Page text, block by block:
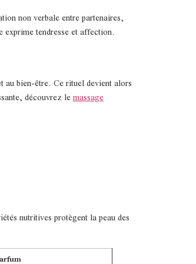
non verbale entre partenaires,
tendresse et affection.
au bien-être. Ce rituel devient alors
découvrez lemassage
nutritives protègent la peau des